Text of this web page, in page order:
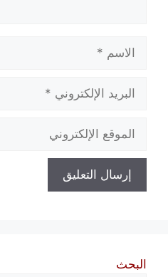
الإلكتروني
الإلكتروني
البحث